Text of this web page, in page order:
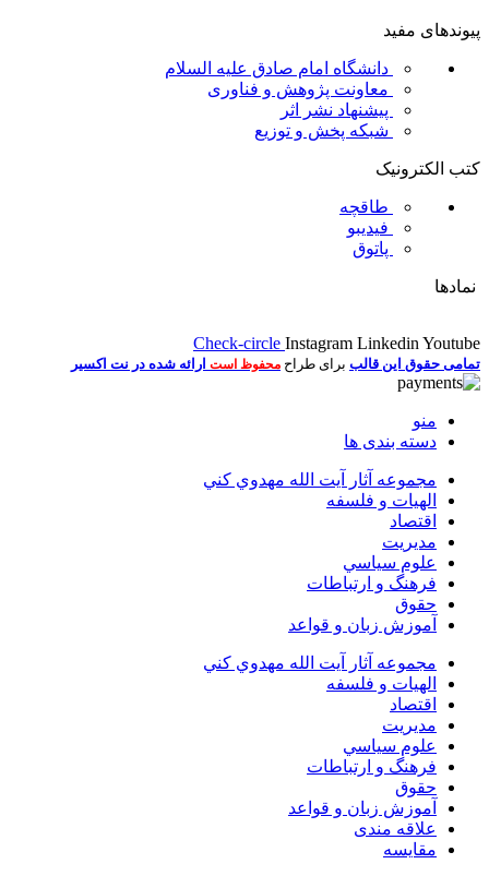
پیوندهای مفید
دانشگاه امام صادق علیه السلام
معاونت پژوهش و فناوری
پیشنهاد نشر اثر
شبکه پخش و توزیع
کتب الکترونیک
طاقچه
فیدیبو
پاتوق
نمادها
Check-circle Instagram Linkedin Youtube
تمامی حقوق این قالب برای طراح محفوظ است ارائه شده در نت اکسیر
منو
دسته بندی ها
مجموعه آثار آيت الله مهدوي كني
الهیات و فلسفه
اقتصاد
مديريت
علوم سياسي
فرهنگ و ارتباطات
حقوق
آموزش زبان و قواعد
مجموعه آثار آيت الله مهدوي كني
الهیات و فلسفه
اقتصاد
مديريت
علوم سياسي
فرهنگ و ارتباطات
حقوق
آموزش زبان و قواعد
علاقه مندی
مقایسه